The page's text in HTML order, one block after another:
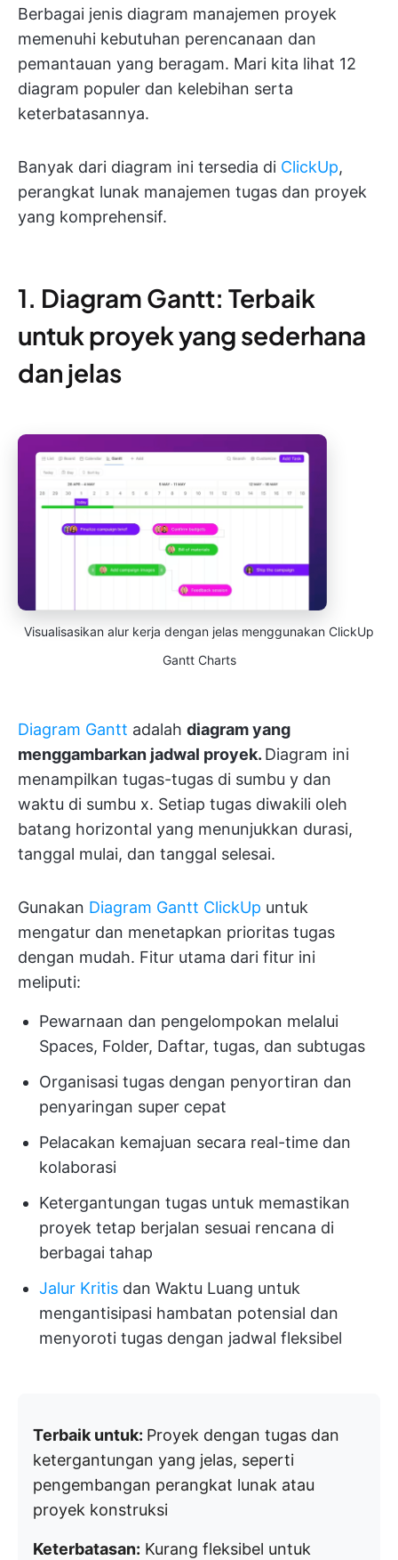
Berbagai jenis diagram manajemen proyek
memenuhi kebutuhan perencanaan dan
pemantauan yang beragam. Mari kita lihat 12
diagram populer dan kelebihan serta
keterbatasannya.
Banyak dari diagram ini tersedia di ClickUp,
perangkat lunak manajemen tugas dan proyek
yang komprehensif.
1. Diagram Gantt: Terbaik
untuk proyek yang sederhana
dan jelas
Visualisasikan alur kerja dengan jelas menggunakan ClickUp
Gantt Charts
Diagram Gantt adalah diagram yang
menggambarkan jadwal proyek. Diagram ini
menampilkan tugas-tugas di sumbu y dan
waktu di sumbu x. Setiap tugas diwakili oleh
batang horizontal yang menunjukkan durasi,
tanggal mulai, dan tanggal selesai.
Gunakan Diagram Gantt ClickUp untuk
mengatur dan menetapkan prioritas tugas
dengan mudah. Fitur utama dari fitur ini
meliputi:
Pewarnaan dan pengelompokan melalui
Spaces, Folder, Daftar, tugas, dan subtugas
Organisasi tugas dengan penyortiran dan
penyaringan super cepat
Pelacakan kemajuan secara real-time dan
kolaborasi
Ketergantungan tugas untuk memastikan
proyek tetap berjalan sesuai rencana di
berbagai tahap
Jalur Kritis dan Waktu Luang untuk
mengantisipasi hambatan potensial dan
menyoroti tugas dengan jadwal fleksibel
Terbaik untuk: Proyek dengan tugas dan
ketergantungan yang jelas, seperti
pengembangan perangkat lunak atau
proyek konstruksi
Keterbatasan: Kurang fleksibel untuk